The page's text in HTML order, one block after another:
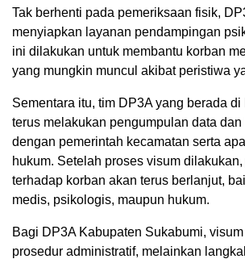
Tak berhenti pada pemeriksaan fisik,
menyiapkan layanan pendampingan
ini dilakukan untuk membantu korban
yang mungkin muncul akibat peristiwa
Sementara itu, tim DP3A yang berada
terus melakukan pengumpulan data
dengan pemerintah kecamatan serta
hukum. Setelah proses visum
terhadap korban akan terus berlanjut,
medis, psikologis, maupun hukum.
Bagi DP3A Kabupaten Sukabumi,
prosedur administratif, melainkan